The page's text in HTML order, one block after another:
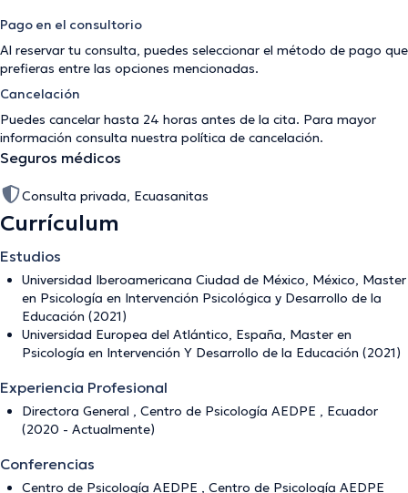
Pago en el consultorio
Al reservar tu consulta, puedes seleccionar el método de pago que
prefieras entre las opciones mencionadas.
Cancelación
Puedes cancelar hasta 24 horas antes de la cita. Para mayor
información consulta nuestra política de cancelación.
Seguros médicos
Consulta privada, Ecuasanitas
Currículum
Estudios
Universidad Iberoamericana Ciudad de México, México, Master
en Psicología en Intervención Psicológica y Desarrollo de la
Educación (2021)
Universidad Europea del Atlántico, España, Master en
Psicología en Intervención Y Desarrollo de la Educación (2021)
Experiencia Profesional
Directora General , Centro de Psicología AEDPE , Ecuador
(2020 - Actualmente)
Conferencias
Centro de Psicología AEDPE , Centro de Psicología AEDPE